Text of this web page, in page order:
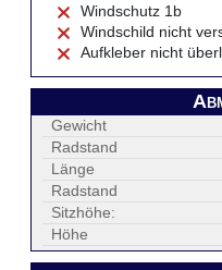
Windschutz 1b
Windschild nicht
Aufkleber nicht
Gewicht
Radstand
Länge
Radstand
Sitzhöhe:
Höhe